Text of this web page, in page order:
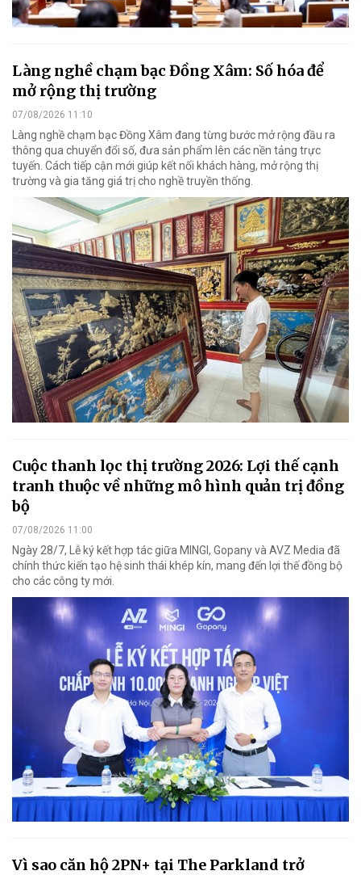
Làng nghề chạm bạc Đồng Xâm: Số hóa để
mở rộng thị trường
07/08/2026 11:10
Làng nghề chạm bạc Đồng Xâm đang từng bước mở rộng đầu ra
thông qua chuyển đổi số, đưa sản phẩm lên các nền tảng trực
tuyến. Cách tiếp cận mới giúp kết nối khách hàng, mở rộng thị
trường và gia tăng giá trị cho nghề truyền thống.
Cuộc thanh lọc thị trường 2026: Lợi thế cạnh
tranh thuộc về những mô hình quản trị đồng
bộ
07/08/2026 11:00
Ngày 28/7, Lễ ký kết hợp tác giữa MINGI, Gopany và AVZ Media đã
chính thức kiến tạo hệ sinh thái khép kín, mang đến lợi thế đồng bộ
cho các công ty mới.
Vì sao căn hộ 2PN+ tại The Parkland trở